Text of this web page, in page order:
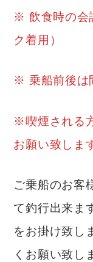
※ 飲食時の会
ク着用）
※ 乗船前後は
※喫煙される
お願い致しま
ご乗船のお客
て釣行出来ま
をお掛け致し
くお願い致し